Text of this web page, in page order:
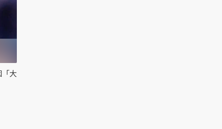
「大